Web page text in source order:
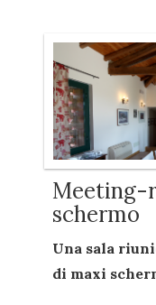
Meeting-
schermo
Una sala
di maxi